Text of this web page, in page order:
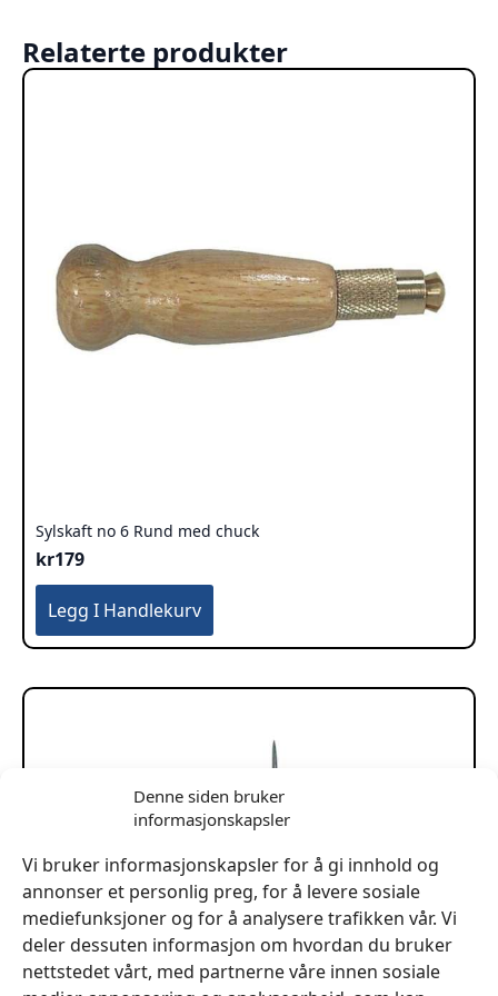
Denne siden bruker
informasjonskapsler
Vi bruker informasjonskapsler for å gi innhold og
annonser et personlig preg, for å levere sosiale
mediefunksjoner og for å analysere trafikken vår. Vi
deler dessuten informasjon om hvordan du bruker
nettstedet vårt, med partnerne våre innen sosiale
Relaterte produkter
Sylskaft no 6 Rund med chuck
kr179
Legg I Handlekurv